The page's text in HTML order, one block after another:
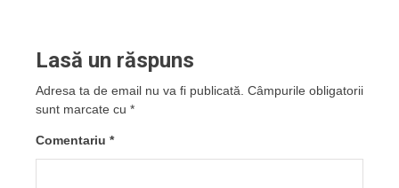
Lasă un răspuns
Adresa ta de email nu va fi publicată. Câmpurile obligatorii
sunt marcate cu *
Comentariu *